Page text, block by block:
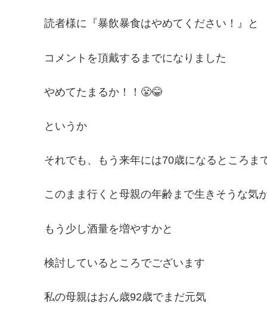
読者様に『暴飲暴食はやめてください！』と
コメントを頂戴するまでになりました
やめてたまるか！！😤😂
というか
それでも、もう来年には70歳になるところま
このまま行くと母親の年齢まで生きそうな気
もう少し酒量を増やすかと
検討しているところでございます
私の母親はおん歳92歳でまだ元気